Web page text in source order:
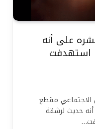
على أنه
استهدفت
الاجتماعي مقطع
حديث لرشقة